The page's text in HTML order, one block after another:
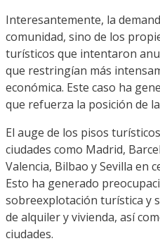
Interesantemente, la
comunidad, sino de los
turísticos que intentaron
que restringían más
económica. Este caso ha
que refuerza la posición de
El auge de los pisos
ciudades como Madrid,
Valencia, Bilbao y Sevilla en
Esto ha generado
sobreexplotación turística y
de alquiler y vivienda, así
ciudades.